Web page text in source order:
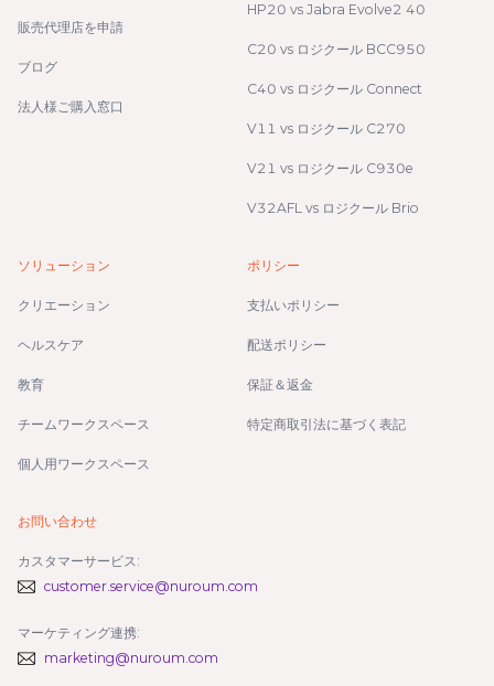
販売代理店を申請
ブログ
法人様ご購入窓口
HP20 vs Jabra Evolve2 40
C20 vs ロジクール BCC950
C40 vs ロジクール Connect
V11 vs ロジクール C270
V21 vs ロジクール C930e
V32AFL vs ロジクール Brio
ソリューション
クリエーション
ヘルスケア
教育
チームワークスペース
個人用ワークスペース
ポリシー
支払いポリシー
配送ポリシー
保証＆返金
特定商取引法に基づく表記
お問い合わせ
カスタマーサービス:
customer.service@nuroum.com
マーケティング連携:
marketing@nuroum.com